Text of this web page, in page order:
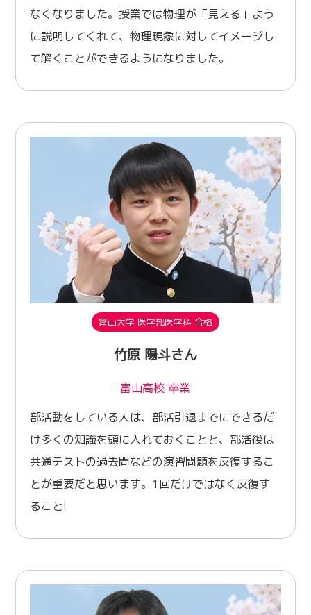
なくなりました。授業では物理が「見える」よう
に説明してくれて、物理現象に対してイメージし
て解くことができるようになりました。
富山大学 医学部医学科 合格
竹原 陽斗さん
富山高校 卒業
部活動をしている人は、部活引退までにできるだ
け多くの知識を頭に入れておくことと、部活後は
共通テストの過去問などの演習問題を反復するこ
とが重要だと思います。1回だけではなく反復す
ること!